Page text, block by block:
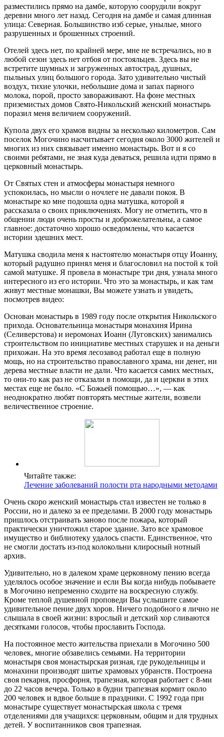
разместились прямо на дамбе, которую соорудили вокруг
деревни много лет назад. Сегодня на дамбе и самая длинная
улица: Северная. Большинство изб серые, унылые, много
разрушенных и брошенных строений.
Отелей здесь нет, по крайней мере, мне не встречались, но в
любой сезон здесь нет отбоя от постояльцев. Здесь вы не
встретите шумных и загруженных автострад, душных,
пыльных улиц большого города. Зато удивительно чистый
воздух, тихие улочки, небольшие дома и запах парного
молока, порой, просто завораживают. На фоне местных
приземистых домов Свято-Никольский женский монастырь
поразил меня величием сооружений.
Купола двух его храмов видны за несколько километров. Сам
поселок Могочино насчитывает сегодня около 3000 жителей и
многих из них связывает именно монастырь. Вот и я со
своими ребятами, не зная куда деваться, решила идти прямо в
церковный монастырь.
От Святых стен и атмосферы монастыря немного
успокоилась, но мысли о ночлеге не давали покоя. В
монастыре ко мне подошла одна матушка, которой я
рассказала о своих приключениях. Могу не отметить, что в
общении люди очень просты и доброжелательны, а самое
главное: достаточно хорошо осведомлены, что касается
истории здешних мест.
Матушка сводила меня к настоятелю монастыря отцу Иоанну,
который радушно принял меня и благословил на постой к той
самой матушке. Я провела в монастыре три дня, узнала много
интересного из его истории. Что это за монастырь, и как там
живут местные монашки, Вы можете узнать и увидеть,
посмотрев видео:
Основан монастырь в 1989 году после открытия Никольского
прихода. Основательница монастыря монахиня Ирина
(Селиверстова) и иеромонах Иоанн (Луговских) занимались
строительством по инициативе местных старушек и на деньги
прихожан. На это время лесозавод работал еще в полную
мощь, но на строительство православного храма, ни денег, ни
дерева местные власти не дали. Что касается самих местных,
то они-то как раз не отказали в помощи, да и церкви в этих
местах еще не было. «С Божьей помощью…», — как
неоднократно любят повторять местные жители, возвели
величественное строение.
Читайте также:
Лечение заболеваний полости рта народными методами
Очень скоро женский монастырь стал известен не только в
России, но и далеко за ее пределами. В 2000 году монастырь
пришлось отстраивать заново после пожара, который
практически уничтожил старое здание. Зато все храмовое
имущество и библиотеку удалось спасти. Единственное, что
не смогли достать из-под колокольни клиросный нотный
архив.
Удивительно, но в далеком храме церковному пению всегда
уделялось особое значение и если Вы когда нибудь побываете
в Могочино непременно сходите на воскресную службу.
Кроме теплой душевной проповеди Вы услышите самое
удивительное пение двух хоров. Ничего подобного я лично не
слышала в своей жизни: взрослый и детский хор сливаются
десятками голосов, чтобы прославить Господа.
На постоянное место жительства приехали в Могочино 500
человек, многие обзавелись семьями. На территории
монастыря своя монастырская ризная, где рукодельницы и
монахини производят шитье храмовых убранств. Построена
своя пекарня, просфорня, трапезная, которая работает с 8-ми
до 22 часов вечера. Только в будни трапезная кормит около
200 человек и вдвое больше в праздники. С 1992 года при
монастыре существует монастырская школа с тремя
отделениями для учащихся: церковным, общим и для трудных
детей. У воспитанников своя трапезная.